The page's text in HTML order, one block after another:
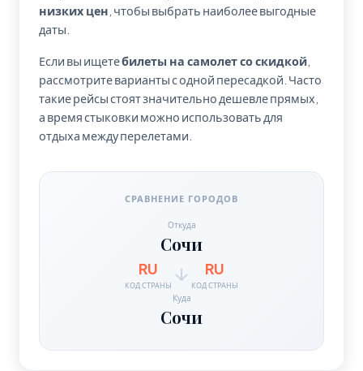
низких цен , чтобы выбрать наиболее выгодные
даты.
Если вы ищетебилеты на самолет со скидкой
рассмотрите варианты с одной пересадкой. Часто
такие рейсы стоят значительно дешевле прямых,
а время стыковки можно использовать для
отдыха между перелетами.
СРАВНЕНИЕ ГОРОДОВ
Откуда
Сочи
RU
КОД СТРАНЫ
RU
КОД СТРАНЫ
Куда
Сочи